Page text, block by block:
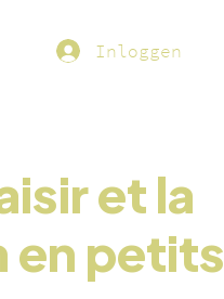
Inloggen
et la
en petits